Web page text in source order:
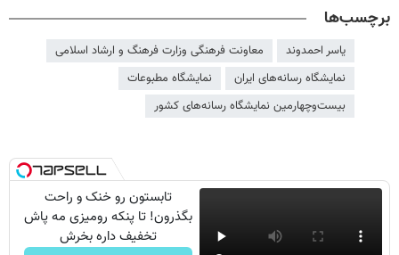
برچسب‌ها
یاسر احمدوند
معاونت فرهنگی وزارت فرهنگ و ارشاد اسلامی
نمایشگاه رسانه‌های ایران
نمایشگاه مطبوعات
بیست‌وچهارمین نمایشگاه رسانه‌های کشور
تابستون رو خنک و راحت
بگذرون! تا پنکه رومیزی مه پاش
تخفیف داره بخرش